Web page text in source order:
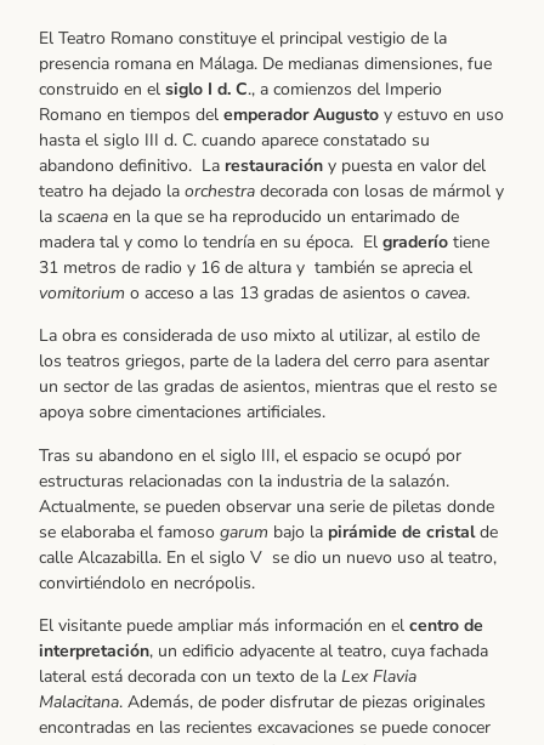
El Teatro Romano constituye el principal vestigio de la
presencia romana en Málaga. De medianas dimensiones, fue
construido en elsiglo I d. C., a comienzos del Imperio
Romano en tiempos delemperador Augusto y estuvo en uso
hasta el siglo III d. C. cuando aparece constatado su
abandono definitivo. La restauración y puesta en valor del
teatro ha dejado laorchestra decorada con losas de mármol y
lascaena en la que se ha reproducido un entarimado de
madera tal y como lo tendría en su época. Elgraderío tiene
31 metros de radio y 16 de altura y también se aprecia el
vomitorium o acceso a las 13 gradas de asientos ocavea.
La obra es considerada de uso mixto al utilizar, al estilo de
los teatros griegos, parte de la ladera del cerro para asentar
un sector de las gradas de asientos, mientras que el resto se
apoya sobre cimentaciones artificiales.
Tras su abandono en el siglo III, el espacio se ocupó por
estructuras relacionadas con la industria de la salazón.
Actualmente, se pueden observar una serie de piletas donde
se elaboraba el famosogarum bajo la pirámide de cristalde
calle Alcazabilla. En el siglo V se dio un nuevo uso al teatro,
convirtiéndolo en necrópolis.
El visitante puede ampliar más información en elcentro de
interpretación, un edificio adyacente al teatro, cuya fachada
lateral está decorada con un texto de laLex Flavia
Malacitana. Además, de poder disfrutar de piezas originales
encontradas en las recientes excavaciones se puede conocer